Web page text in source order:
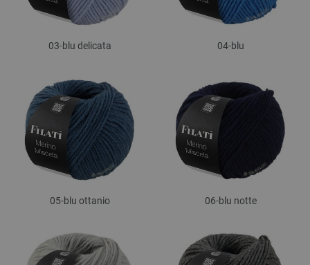
03-blu delicata 04-blu
05-blu ottanio 06-blu notte